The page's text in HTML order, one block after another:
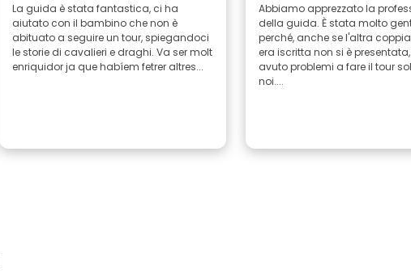
La guida è stata fantastica, ci ha
aiutato con il bambino che non è
abituato a seguire un tour, spiegandoci
le storie di cavalieri e draghi. Va ser molt
enriquidor ja que habíem fetrer altres...
Abbiamo apprezzato la
della guida. È stata molto
perché, anche se l'altra
era iscritta non si è
avuto problemi a fare il tour
noi....